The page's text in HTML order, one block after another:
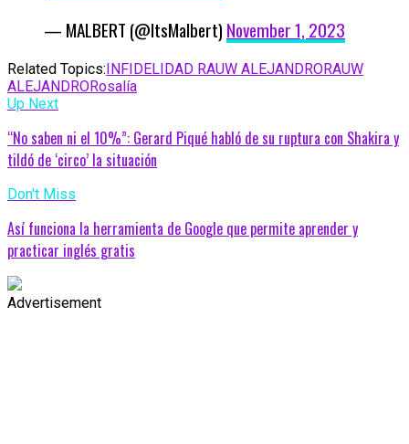
— MALBERT (@ItsMalbert) November 1, 2023
Related Topics:INFIDELIDAD RAUW ALEJANDRORAUW
ALEJANDRORosalía
Up Next
“No saben ni el 10%”: Gerard Piqué habló de su ruptura con Shakira y
tildó de ‘circo’ la situación
Don't Miss
Así funciona la herramienta de Google que permite aprender y
practicar inglés gratis
Advertisement